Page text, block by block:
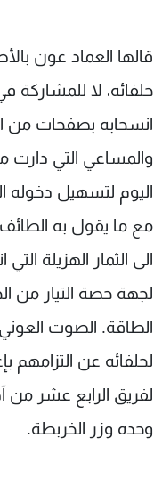
قالها العماد عون
حلفائه، لا للمشاركة
انسحابه بصفحات من
والمساعي التي دارت
اليوم لتسهيل دخوله
مع ما يقول به
الى الثمار الهزيلة
لجهة حصة التيار من
الطاقة. الصوت العوني
لحلفائه عن التزامهم
لفريق الرابع عشر من
وحده وزر الخربطة.
كأس العالم
جدول البرامج
شاهد البرامج
الترددات
عن MTV
الإنـتـاج